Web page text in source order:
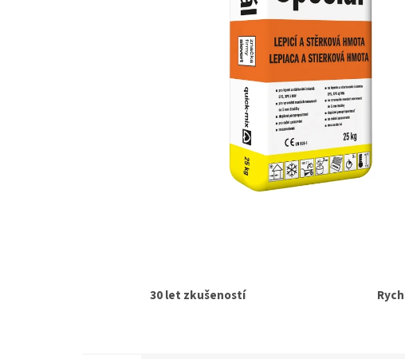
30 let zkušeností